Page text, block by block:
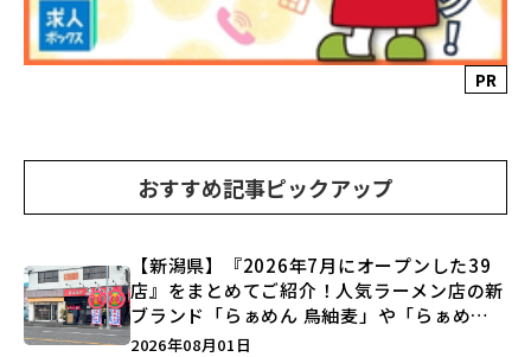
PR
おすすめ記事ピックアップ
【新潟県】『2026年7月にオープンした39
店』をまとめてご紹介！人気ラーメン店の新
ブランド「らぁめん 鳥紬麦」や「らぁめん
しょうがの空」など盛りだくさん♪
2026年08月01日